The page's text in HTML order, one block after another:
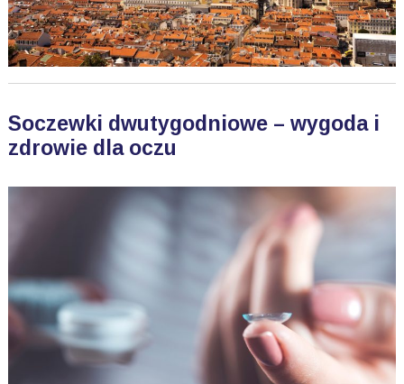
Soczewki dwutygodniowe – wygoda i
zdrowie dla oczu